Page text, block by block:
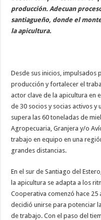
producción. Adecuan
santiagueño, donde el
la apicultura.
Desde sus inicios, impulsados
producción y fortalecer el
actor clave de la apicultura en
de 30 socios y socias activos
supera las 60 toneladas de
Agropecuaria, Granjera y/o
trabajo en equipo en una
grandes distancias.
En el sur de Santiago del
la apicultura se adapta a los
Cooperativa comenzó hace
decidió unirse para potenciar
de trabajo. Con el paso del